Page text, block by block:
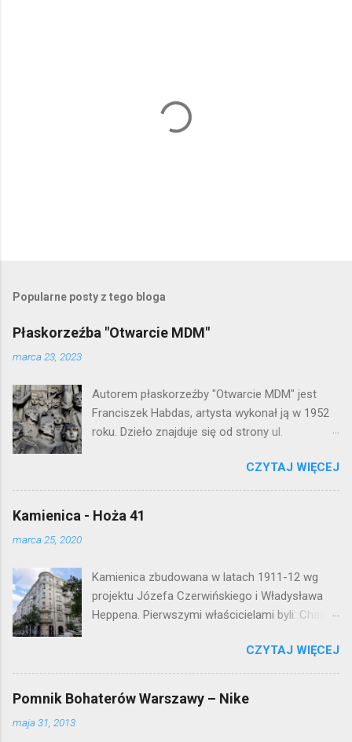
e
i
j
o
m
e
n
t
a
Popularne posty z tego bloga
Płaskorzeźba "Otwarcie MDM"
marca 23, 2023
Autorem płaskorzeźby "Otwarcie MDM" jest
Franciszek Habdas, artysta wykonał ją w 1952
roku. Dzieło znajduje się od strony ul.
warszawskiej flagowej inwestycji
mieszkaniowej lat 50. Lokalizacja: Śródmieście
CZYTAJ WIĘCEJ
Kamienica - Hoża 41
marca 25, 2020
Kamienica zbudowana w latach 1911-12 wg
projektu Józefa Czerwińskiego i Władysława
Heppena. Pierwszymi właścicielami byli: Chaim
kamienica była zamieszkała przez
pracowników Elektrowni Warszawskiej. Ten
okazały budynek wyszedł bez szwanku z II
wojny światowej. Lokalizacja: Śródmieście
CZYTAJ WIĘCEJ
Pomnik Bohaterów Warszawy – Nike
maja 31, 2013